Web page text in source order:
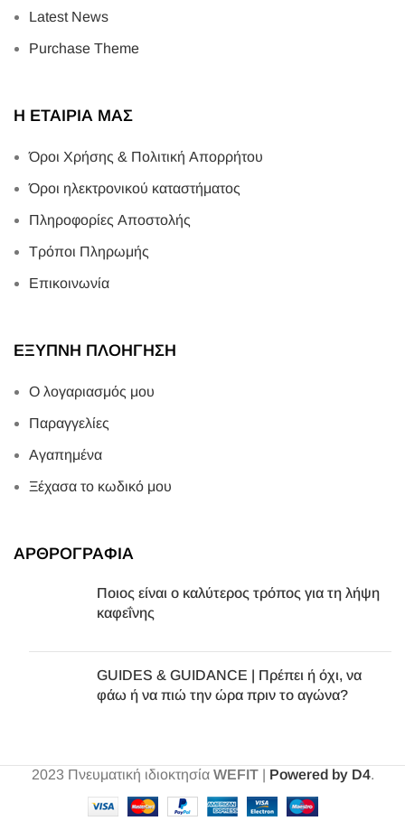
Latest News
Purchase Theme
Η ΕΤΑΙΡΙΑ ΜΑΣ
Όροι Χρήσης & Πολιτική Απορρήτου
Όροι ηλεκτρονικού καταστήματος
Πληροφορίες Αποστολής
Τρόποι Πληρωμής
Επικοινωνία
ΕΞΥΠΝΗ ΠΛΟΗΓΗΣΗ
Ο λογαριασμός μου
Παραγγελίες
Αγαπημένα
Ξέχασα το κωδικό μου
ΑΡΘΡΟΓΡΑΦΙΑ
Ποιος είναι ο καλύτερος τρόπος για τη λήψη
καφεΐνης
GUIDES & GUIDANCE | Πρέπει ή όχι, να
φάω ή να πιώ την ώρα πριν το αγώνα?
2023 Πνευματική ιδιοκτησία WEFIT| Powered by D4.